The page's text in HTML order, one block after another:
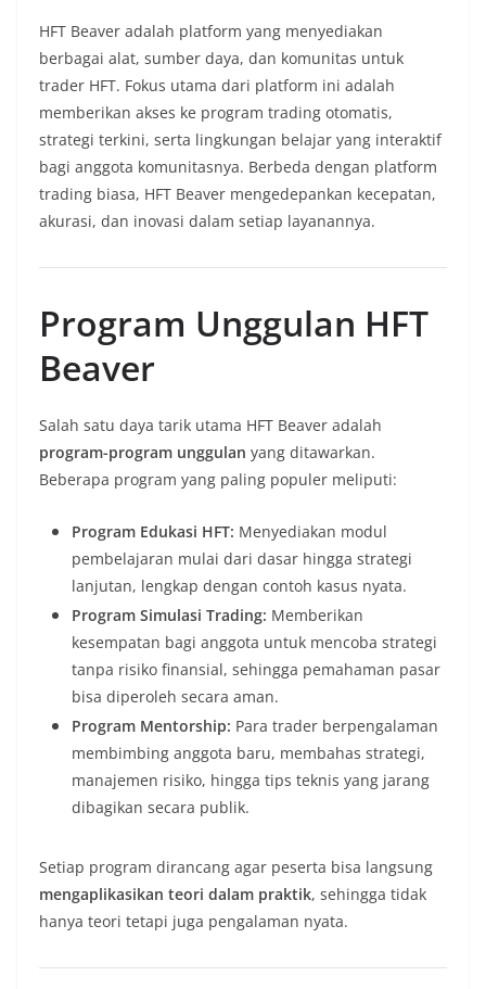
HFT Beaver adalah platform yang menyediakan
berbagai alat, sumber daya, dan komunitas untuk
trader HFT. Fokus utama dari platform ini adalah
memberikan akses ke program trading otomatis,
strategi terkini, serta lingkungan belajar yang interaktif
bagi anggota komunitasnya. Berbeda dengan platform
trading biasa, HFT Beaver mengedepankan kecepatan,
akurasi, dan inovasi dalam setiap layanannya.
Program Unggulan HFT
Beaver
Salah satu daya tarik utama HFT Beaver adalah
program-program unggulan yang ditawarkan.
Beberapa program yang paling populer meliputi:
Program Edukasi HFT: Menyediakan modul
pembelajaran mulai dari dasar hingga strategi
lanjutan, lengkap dengan contoh kasus nyata.
Program Simulasi Trading: Memberikan
kesempatan bagi anggota untuk mencoba strategi
tanpa risiko finansial, sehingga pemahaman pasar
bisa diperoleh secara aman.
Program Mentorship: Para trader berpengalaman
membimbing anggota baru, membahas strategi,
manajemen risiko, hingga tips teknis yang jarang
dibagikan secara publik.
Setiap program dirancang agar peserta bisa langsung
mengaplikasikan teori dalam praktik, sehingga tidak
hanya teori tetapi juga pengalaman nyata.